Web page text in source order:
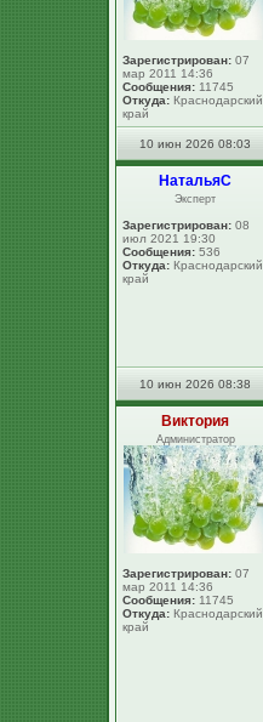
Зарегистрирован: 07
мар 2011 14:36
Сообщения: 11745
Откуда: Краснодарский
край
10 июн 2026 08:03
НатальяС
Эксперт
Зарегистрирован: 08
июл 2021 19:30
Сообщения: 536
Откуда: Краснодарский
край
10 июн 2026 08:38
Виктория
Администратор
Зарегистрирован: 07
мар 2011 14:36
Сообщения: 11745
Откуда: Краснодарский
край